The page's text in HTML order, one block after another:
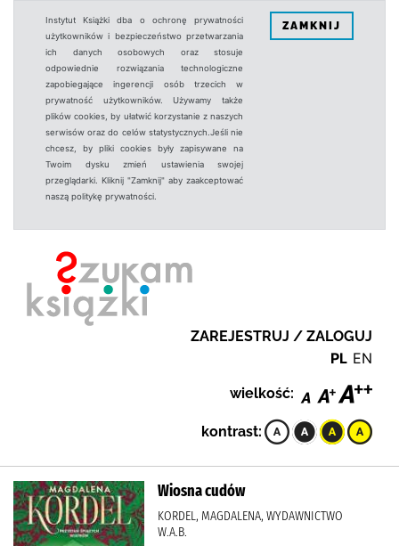
Instytut Książki dba o ochronę prywatności
użytkowników i bezpieczeństwo przetwarzania
ich danych osobowych oraz stosuje
odpowiednie rozwiązania technologiczne
zapobiegające ingerencji osób trzecich w
prywatność użytkowników. Używamy także
plików cookies, by ułatwić korzystanie z naszych
serwisów oraz do celów statystycznych.Jeśli nie
chcesz, by pliki cookies były zapisywane na
Twoim dysku zmień ustawienia swojej
przeglądarki. Kliknij "Zamknij" aby zaakceptować
naszą politykę prywatności.
ZAMKNIJ
ZAREJESTRUJ / ZALOGUJ
PL EN
wielkość:
kontrast:
Wiosna cudów
KORDEL, MAGDALENA, WYDAWNICTWO
W.A.B.